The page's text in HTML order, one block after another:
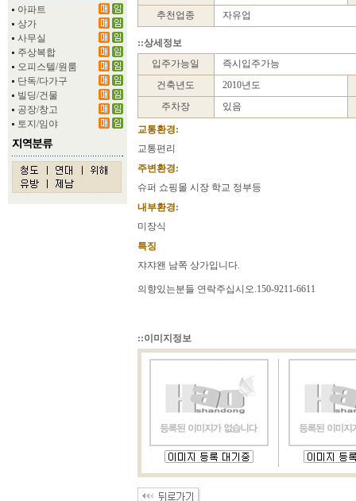
아파트
상가
사무실
주상복합
오피스텔/원룸
단독/다가구
빌딩/건물
공장/창고
토지/임야
추천업종
자유업
::상세정보
입주가능일
즉시입주가능
건축년도
2010년도
주차장
있음
교통환경:
교통편리
주변환경:
슈퍼 쇼핑몰 시장 학교 정부등
내부환경:
미장식
특징
쟈쟈왠 남쪽 상가입니다.
의향있는분들 연락주십시오.150-9211-6611
::이미지정보